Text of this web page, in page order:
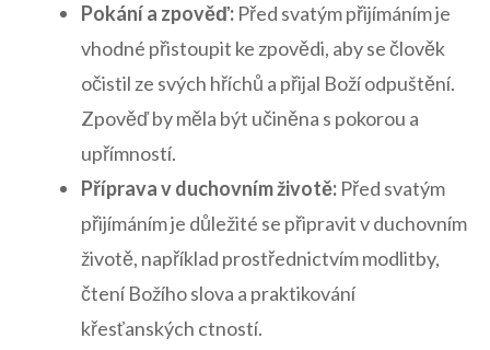
Pokání a‌ zpověď: Před svatým přijímáním je
vhodné přistoupit⁢ ke ⁣zpovědi, aby se člověk
očistil ze svých hříchů a přijal ⁤Boží odpuštění.‌
Zpověď by měla ‍být učiněna ⁤s pokorou a
⁤upřímností.
Příprava v duchovním životě: Před svatým
přijímáním je důležité se připravit v duchovním
životě, například prostřednictvím modlitby,⁢
čtení Božího⁢ slova​ a ​praktikování
křesťanských ⁣ctností.